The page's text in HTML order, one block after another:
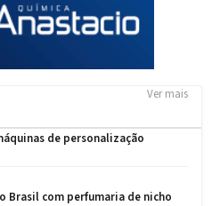
Ver mais